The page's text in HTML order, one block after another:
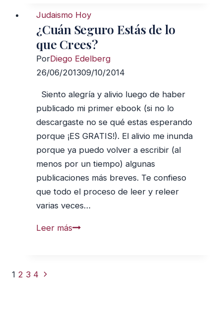
la
tradición
rabínica
medieval
–
Misticismo
Kabbalah
Judaismo Hoy
¿Cuán Seguro Estás de lo
que Crees?
PorDiego Edelberg
26/06/201309/10/2014
Siento alegría y alivio luego de haber
publicado mi primer ebook (si no lo
descargaste no se qué estas esperando
porque ¡ES GRATIS!). El alivio me inunda
porque ya puedo volver a escribir (al
menos por un tiempo) algunas
publicaciones más breves. Te confieso
que todo el proceso de leer y releer
varias veces…
Leer más¿Cuán
Navegación
1 2 3 4 Siguiente